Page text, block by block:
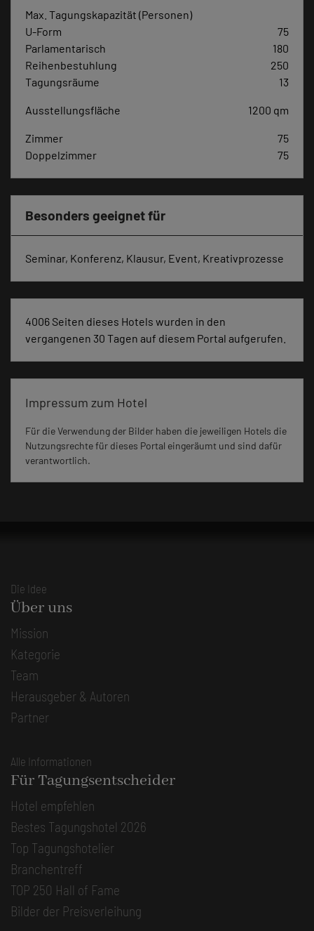
Max. Tagungskapazität (Personen)
U-Form
75
Parlamentarisch
180
Reihenbestuhlung
250
Tagungsräume
13
Ausstellungsfläche 1200 qm
Zimmer
75
Doppelzimmer
75
Besonders geeignet für
Seminar, Konferenz, Klausur, Event, Kreativprozesse
4006 Seiten dieses Hotels wurden in den
vergangenen 30 Tagen auf diesem Portal aufgerufen.
Impressum zum Hotel
Für die Verwendung der Bilder haben die jeweiligen Hotels die
Nutzungsrechte für dieses Portal eingeräumt und sind dafür
verantwortlich.
Die Idee
Über uns
Mission
Kategorie
Team
Herausgeber & Autoren
Partner
Alle Informationen
Für Tagungsentscheider
Hotel empfehlen
Bestes Tagungshotel 2026
Top Tagungshotelier
Branchentreff
TOP 250 Hall of Fame
Bilder der Preisverleihung